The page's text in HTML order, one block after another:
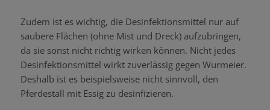
Zudem ist es wichtig, die Desinfektionsmittel nur auf
saubere Flächen (ohne Mist und Dreck) aufzubringen,
da sie sonst nicht richtig wirken können. Nicht jedes
Desinfektionsmittel wirkt zuverlässig gegen Wurmeier.
Deshalb ist es beispielsweise nicht sinnvoll, den
Pferdestall mit Essig zu desinfizieren.